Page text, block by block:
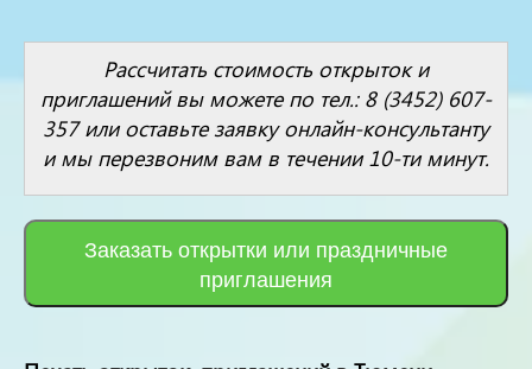
Рассчитать стоимость открыток и
приглашений вы можете по тел.: 8 (3452) 607-
357 или оставьте заявку онлайн-консультанту
и мы перезвоним вам в течении 10-ти минут.
Заказать открытки или праздничные
приглашения